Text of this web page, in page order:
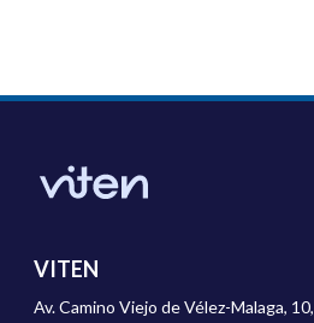
VITEN
Av. Camino Viejo de Vélez-Malaga, 10,